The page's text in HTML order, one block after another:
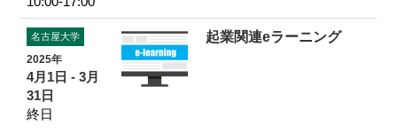
名古屋大学
2025年
4月1日 - 3月
31日
終日
起業関連eラーニング